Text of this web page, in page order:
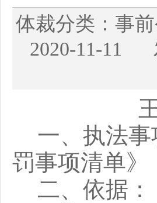
体裁分类：
2020-11-11
一、执法事
罚事项清单》
二、依据：